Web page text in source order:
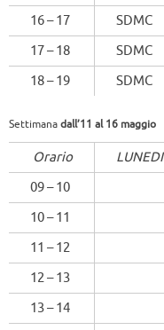
16 – 17
SDMC
17 – 18
SDMC
18 – 19
SDMC
Settimanadall’11 al 16 maggio
Orario LUNEDI
09 – 10
10 – 11
11 – 12
12 – 13
13 – 14